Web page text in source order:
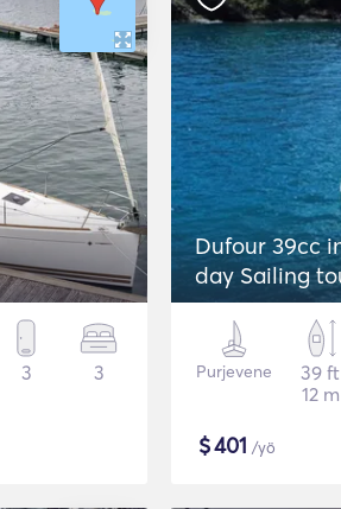
3 3
Dufour 39cc
day Sailing
Purjevene
39 ft
12 m
$401 /yö